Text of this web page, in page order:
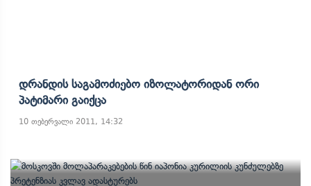
Დრანდის Საგამოძიებო Იზოლატორიდან Ორი
Პატიმარი Გაიქცა
10 თებერვალი 2011, 14:32